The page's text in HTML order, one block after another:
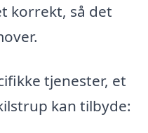
korrekt, så det
tjenester, et
kan tilbyde: